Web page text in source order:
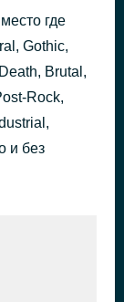
44 минуты назад
где
Gothic,
Brutal,
Rock,
и без